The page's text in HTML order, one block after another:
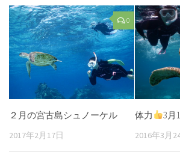
0
２月の宮古島シュノーケル
2017年2月17日
体力 3月
2016年3月